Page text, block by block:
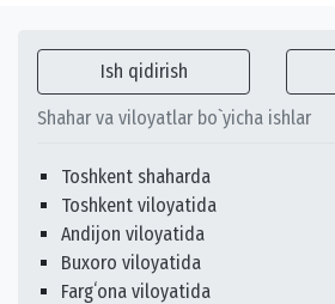
Ish qidirish
Shahar va viloyatlar bo`yicha ishlar
Toshkent shaharda
Toshkent viloyatida
Andijon viloyatida
Buxoro viloyatida
Fargʻona viloyatida